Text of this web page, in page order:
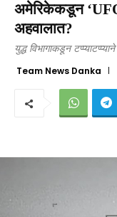
अमेरिकेकडून
अहवालात?
युद्ध विभागाकडून
Team News Danka